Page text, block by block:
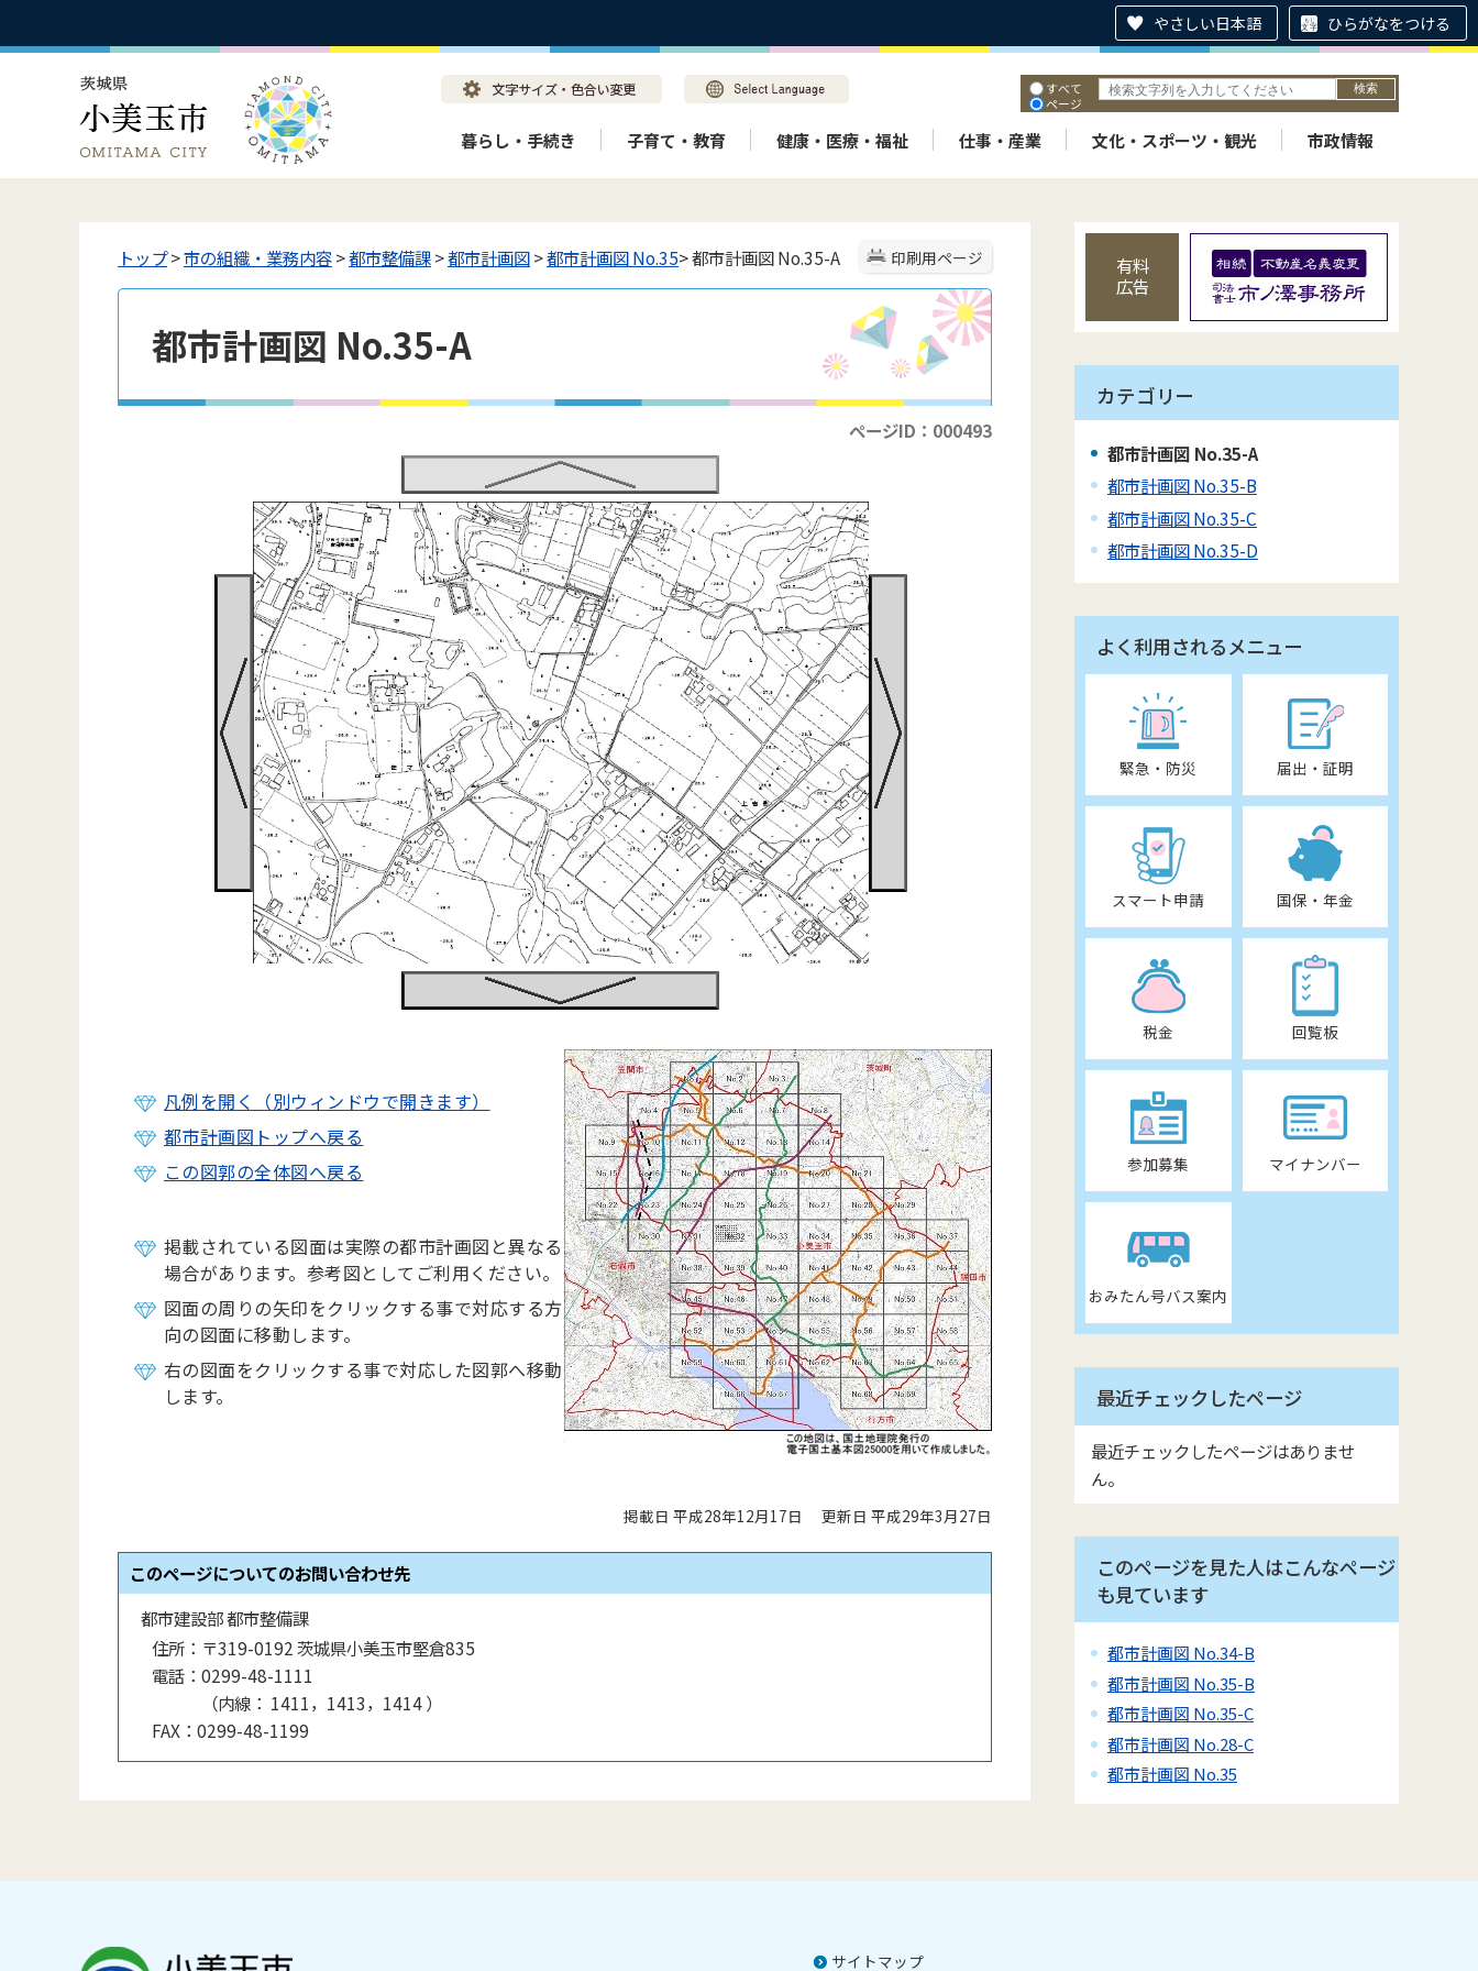
やさしい日本語 ひらがなをつける
すべて
ページ
暮らし・手続き 子育て・教育 健康・医療・福祉 仕事・産業 文化・スポーツ・観光 市政情報
印刷用ページ
トップ>市の組織・業務内容>都市整備課>都市計画図>都市計画図 No.35> 都市計画図 No.35-A
都市計画図 No.35-A
ページID：000493
凡例を開く（別ウィンドウで開きます）
都市計画図トップへ戻る
この図郭の全体図へ戻る
掲載されている図面は実際の都市計画図と異なる
場合があります。参考図としてご利用ください。
図面の周りの矢印をクリックする事で対応する方
向の図面に移動します。
右の図面をクリックする事で対応した図郭へ移動
します。
掲載日 平成28年12月17日 更新日 平成29年3月27日
このページについてのお問い合わせ先
都市建設部 都市整備課
住所： 〒319-0192 茨城県小美玉市堅倉835
電話： 0299-48-1111
（内線 ： 1411，1413，1414）
FAX： 0299-48-1199
有料
広告
カテゴリー
都市計画図 No.35-A
都市計画図 No.35-B
都市計画図 No.35-C
都市計画図 No.35-D
よく利用されるメニュー
緊急・防災 届出・証明
スマート申請 国保・年金
税金 回覧板
参加募集 マイナンバー
おみたん号バス案内
最近チェックしたページ
最近チェックしたページはありませ
ん。
このページを見た人はこんなページ
も見ています
都市計画図 No.34-B
都市計画図 No.35-B
都市計画図 No.35-C
都市計画図 No.28-C
都市計画図 No.35
サイトマップ